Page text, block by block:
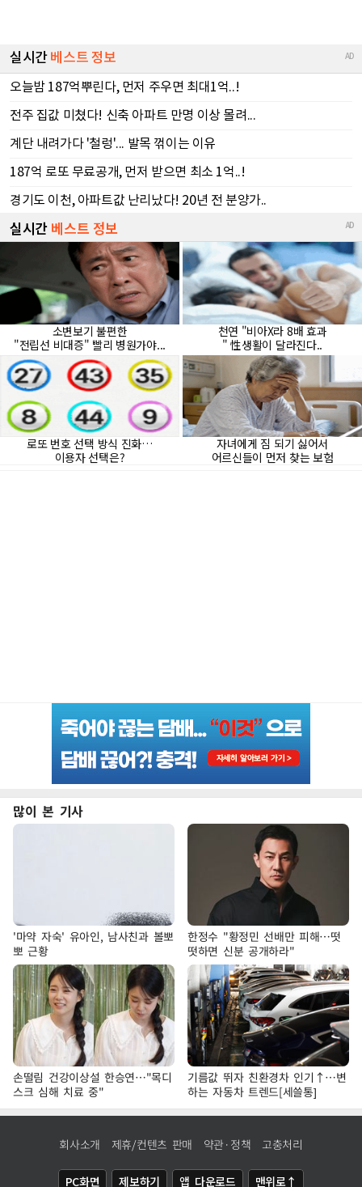
많이 본 기사
'마약 자숙' 유아인, 남사친과 볼뽀
뽀 근황
한정수 "황정민 선배만 피해…떳
떳하면 신분 공개하라"
손떨림 건강이상설 한승연…"목디
스크 심해 치료 중"
기름값 뛰자 친환경차 인기↑…변
하는 자동차 트렌드[세쓸통]
회사소개 제휴/컨텐츠 판매 약관·정책 고충처리
PC화면 제보하기 앱 다운로드 맨위로↑